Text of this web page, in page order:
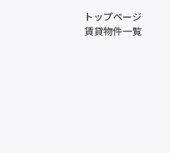
トップページ
賃貸物件一覧